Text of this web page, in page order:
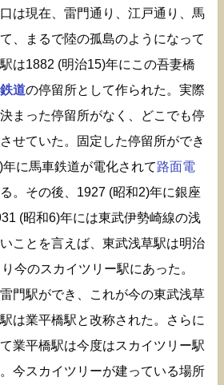
は現在、雷門通り、江戸通り、馬
、まるで陸の孤島のようになって
は1882 (明治15)年にこの吾妻橋
道の停留所として作られた。実際
まった停留所がなく、どこでも停
せていた。固定した停留所ができ
に馬車鉄道が電化されて路面電
。その後、1927 (昭和2)年に銀座
(昭和6)年には東武伊勢崎線の浅
ことを言えば、東武浅草駅は明治
り今のスカイツリー駅にあった。
門駅ができ、これが今の東武浅草
は業平橋駅と改称された。さらに
業平橋駅は今度はスカイツリー駅
今スカイツリーが建っている場所